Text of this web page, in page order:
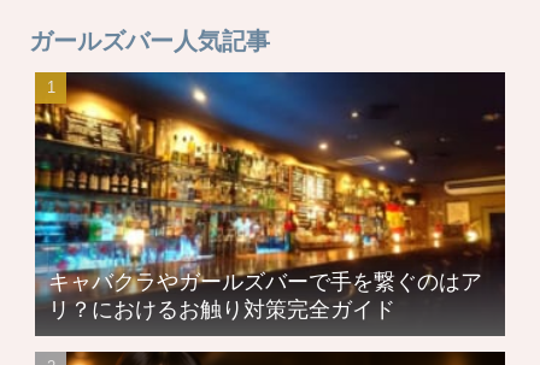
ガールズバー人気記事
キャバクラやガールズバーで手を繋ぐのはア
リ？におけるお触り対策完全ガイド